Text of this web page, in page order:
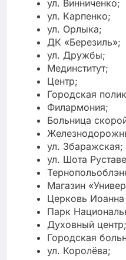
ул. Винниченко;
ул. Карпенко;
ул. Орлыка;
ДК «Березиль»;
ул. Дружбы;
Мединститут;
Центр;
Городская
Филармония;
Больница
ул. Збаражская;
ул. Шота
Магазин
Церковь Иоанна
Парк
Духовный центр;
Городская
ул. Королёва;